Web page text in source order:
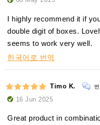
I highly recommend it if
double digit of boxes.
seems to work very well.
한국어로 번역
Timo K.
16 Jun 2025
Great product in